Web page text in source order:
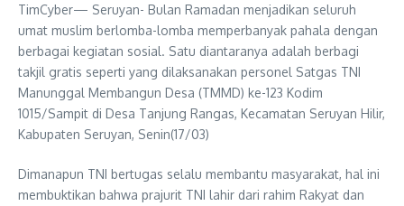
TimCyber— Seruyan- Bulan Ramadan menjadikan seluruh
umat muslim berlomba-lomba memperbanyak pahala dengan
berbagai kegiatan sosial. Satu diantaranya adalah berbagi
takjil gratis seperti yang dilaksanakan personel Satgas TNI
Manunggal Membangun Desa (TMMD) ke-123 Kodim
1015/Sampit di Desa Tanjung Rangas, Kecamatan Seruyan Hilir,
Kabupaten Seruyan, Senin(17/03)
Dimanapun TNI bertugas selalu membantu masyarakat, hal ini
membuktikan bahwa prajurit TNI lahir dari rahim Rakyat dan